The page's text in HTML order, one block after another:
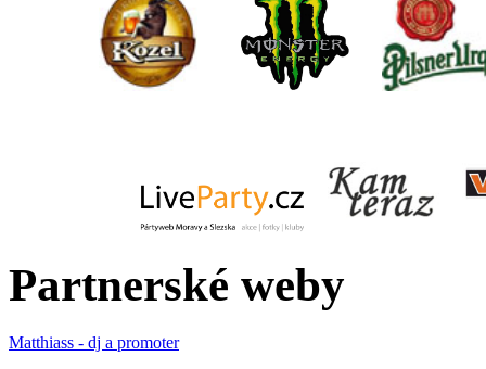
Partnerské weby
Matthiass - dj a promoter